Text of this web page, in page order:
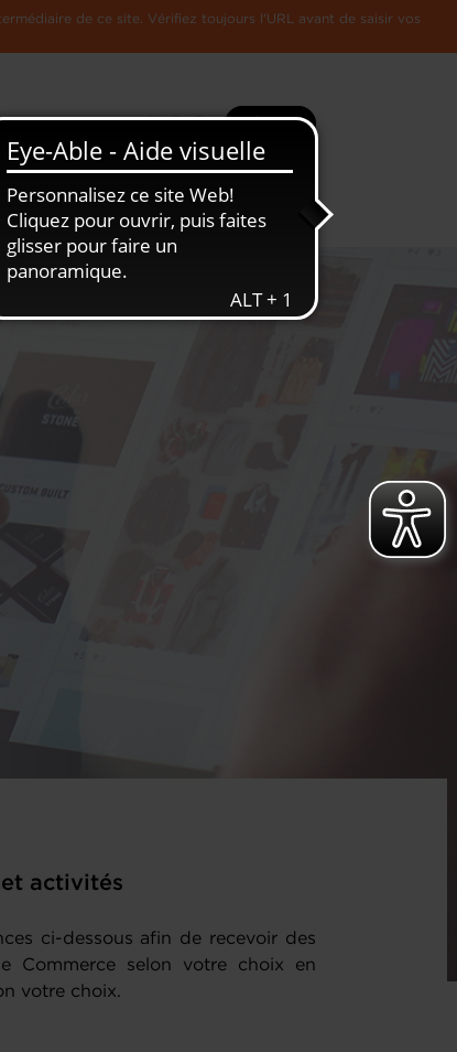
de ce site. Vérifiez toujours l'URL avant de saisir vos
Recherche Plus
L'Economie
et activités
ci-dessous afin de recevoir des
Commerce selon votre choix en
votre choix.